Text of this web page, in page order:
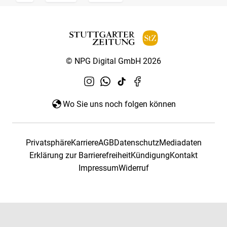
© NPG Digital GmbH 2026
Wo Sie uns noch folgen können
PrivatsphäreKarriereAGBDatenschutzMediadaten
Erklärung zur BarrierefreiheitKündigungKontakt
ImpressumWiderruf